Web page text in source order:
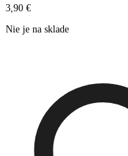
3,90 €
Nie je na sklade